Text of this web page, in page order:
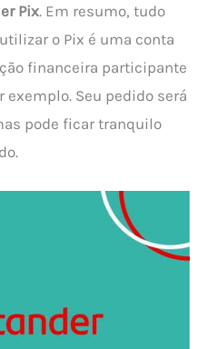
Pix. Em resumo, tudo
o Pix é uma conta
financeira participante
exemplo. Seu pedido será
pode ficar tranquilo